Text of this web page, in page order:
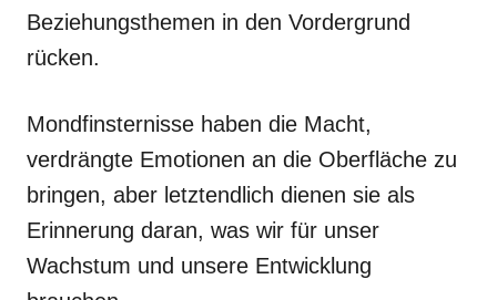
Beziehungsthemen in den Vordergrund
rücken.
Mondfinsternisse haben die Macht,
verdrängte Emotionen an die Oberfläche zu
bringen, aber letztendlich dienen sie als
Erinnerung daran, was wir für unser
Wachstum und unsere Entwicklung